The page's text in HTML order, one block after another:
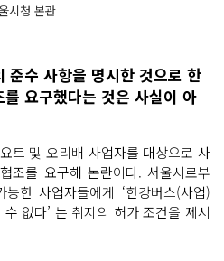
시청 본관
준수 사항을 명시한 것으로 한
요구했다는 것은 사실이 아
트 및 오리배 사업자를 대상으로 사
조를 요구해 논란이다. 서울시로부
한 사업자들에게 ‘한강버스(사업)
없다’ 는 취지의 허가 조건을 제시